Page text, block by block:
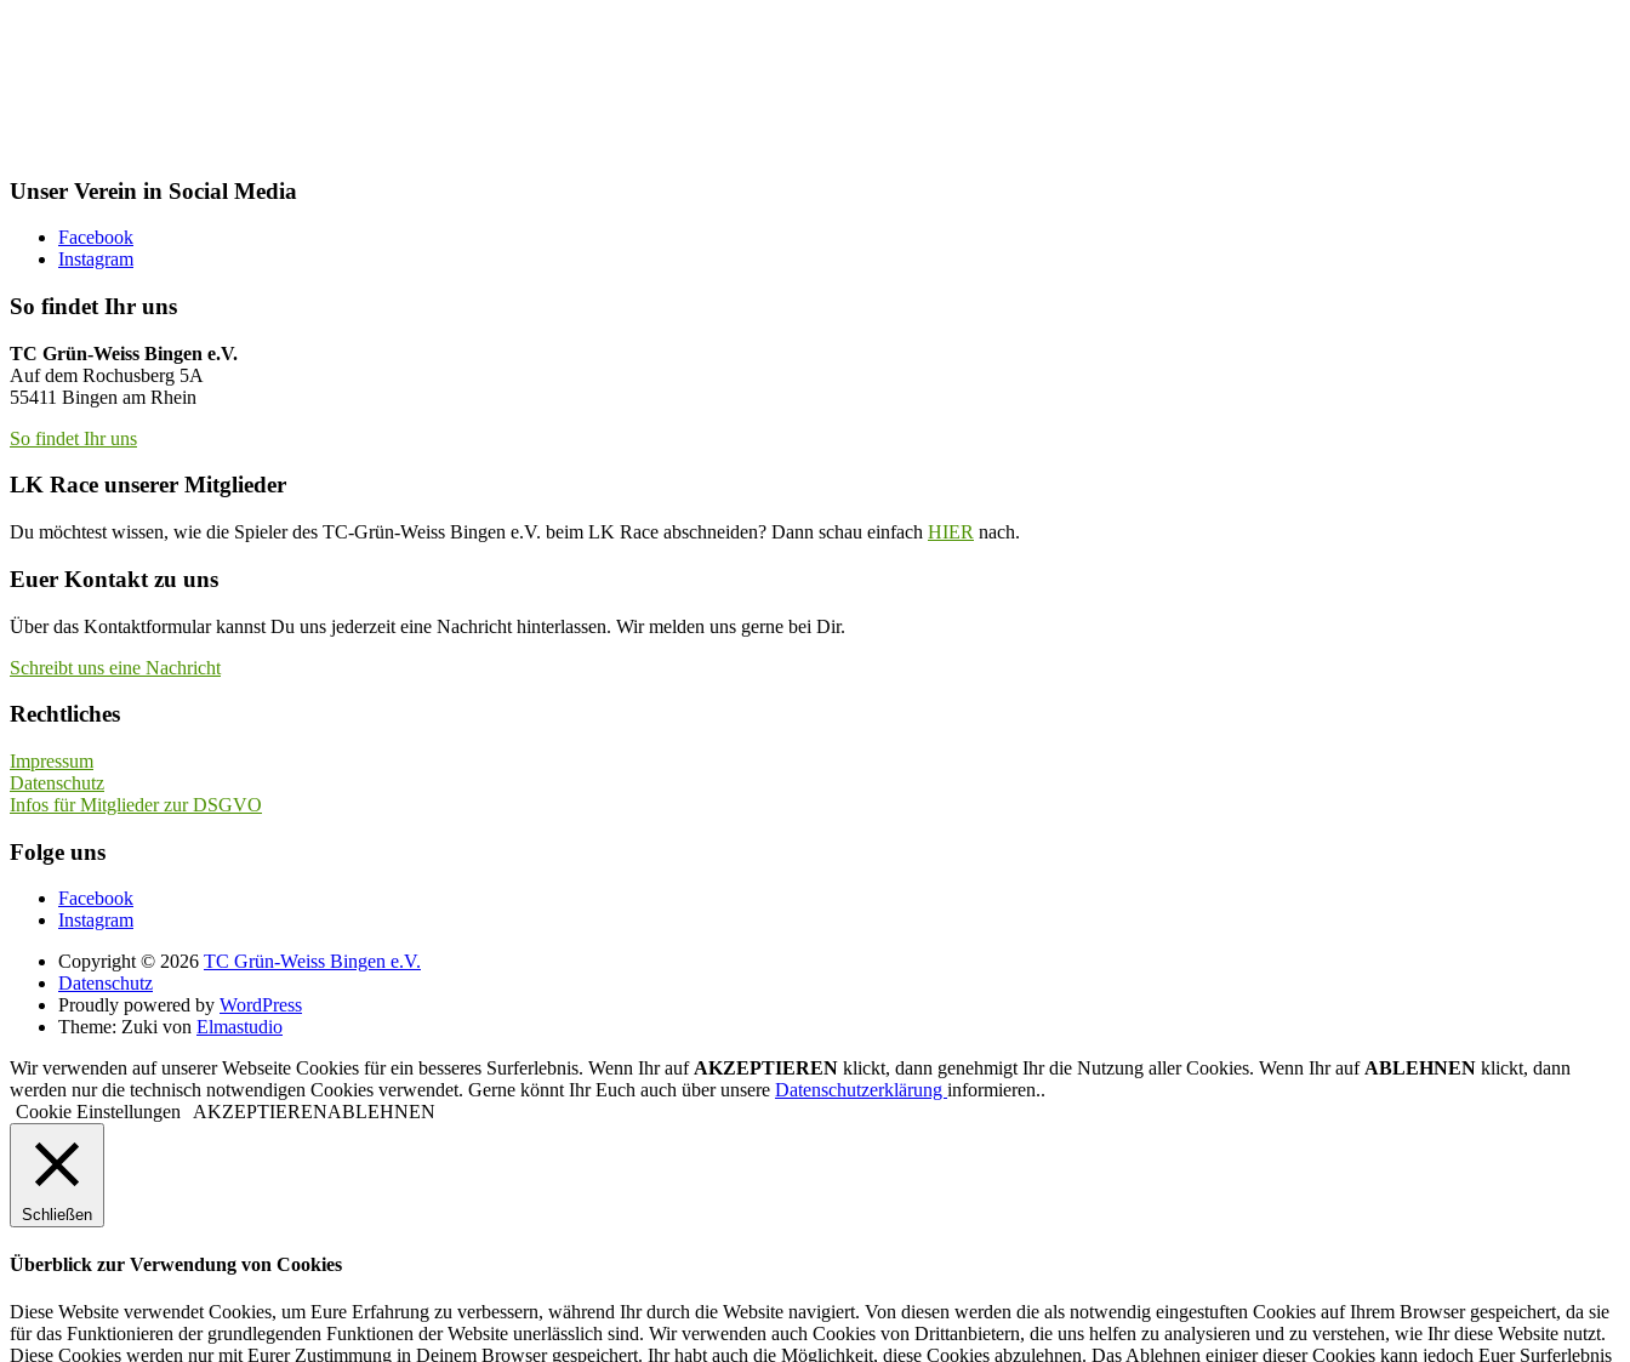
Unser Verein in Social Media
Facebook
Instagram
So findet Ihr uns
TC Grün-Weiss Bingen e.V.
Auf dem Rochusberg 5A
55411 Bingen am Rhein
So findet Ihr uns
LK Race unserer Mitglieder
Du möchtest wissen, wie die Spieler des TC-Grün-Weiss Bingen e.V. beim LK Race abschneiden? Dann schau einfach HIER nach.
Euer Kontakt zu uns
Über das Kontaktformular kannst Du uns jederzeit eine Nachricht hinterlassen. Wir melden uns gerne bei Dir.
Schreibt uns eine Nachricht
Rechtliches
Impressum
Datenschutz
Infos für Mitglieder zur DSGVO
Folge uns
Facebook
Instagram
Copyright © 2026 TC Grün-Weiss Bingen e.V.
Datenschutz
Proudly powered by WordPress
Theme: Zuki von Elmastudio
Wir verwenden auf unserer Webseite Cookies für ein besseres Surferlebnis. Wenn Ihr aufAKZEPTIEREN klickt, dann genehmigt Ihr die Nutzung aller Cookies. Wenn Ihr aufABLEHNEN klickt, dann
werden nur die technisch notwendigen Cookies verwendet. Gerne könnt Ihr Euch auch über unsere Datenschutzerklärung informieren..
Cookie Einstellungen AKZEPTIERENABLEHNEN
Schließen
Überblick zur Verwendung von Cookies
Diese Website verwendet Cookies, um Eure Erfahrung zu verbessern, während Ihr durch die Website navigiert. Von diesen werden die als notwendig eingestuften Cookies auf Ihrem Browser gespeichert, da sie
für das Funktionieren der grundlegenden Funktionen der Website unerlässlich sind. Wir verwenden auch Cookies von Drittanbietern, die uns helfen zu analysieren und zu verstehen, wie Ihr diese Website nutzt.
Diese Cookies werden nur mit Eurer Zustimmung in Deinem Browser gespeichert. Ihr habt auch die Möglichkeit, diese Cookies abzulehnen. Das Ablehnen einiger dieser Cookies kann jedoch Euer Surferlebnis